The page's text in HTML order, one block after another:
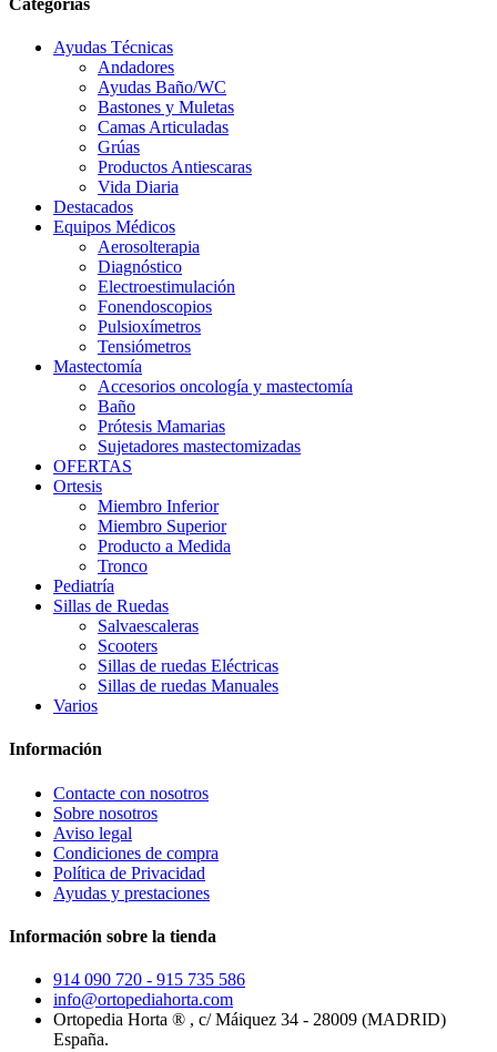
Ayudas Técnicas
Andadores
Ayudas Baño/WC
Bastones y Muletas
Camas Articuladas
Grúas
Productos Antiescaras
Vida Diaria
Destacados
Equipos Médicos
Aerosolterapia
Diagnóstico
Electroestimulación
Fonendoscopios
Pulsioxímetros
Tensiómetros
Mastectomía
Accesorios oncología y mastectomía
Baño
Prótesis Mamarias
Sujetadores mastectomizadas
OFERTAS
Ortesis
Miembro Inferior
Miembro Superior
Producto a Medida
Tronco
Pediatría
Sillas de Ruedas
Salvaescaleras
Scooters
Sillas de ruedas Eléctricas
Sillas de ruedas Manuales
Varios
Información
Contacte con nosotros
Sobre nosotros
Aviso legal
Condiciones de compra
Política de Privacidad
Ayudas y prestaciones
Información sobre la tienda
914 090 720 - 915 735 586
info@ortopediahorta.com
Ortopedia Horta ® , c/ Máiquez 34 - 28009 (MADRID)
España.